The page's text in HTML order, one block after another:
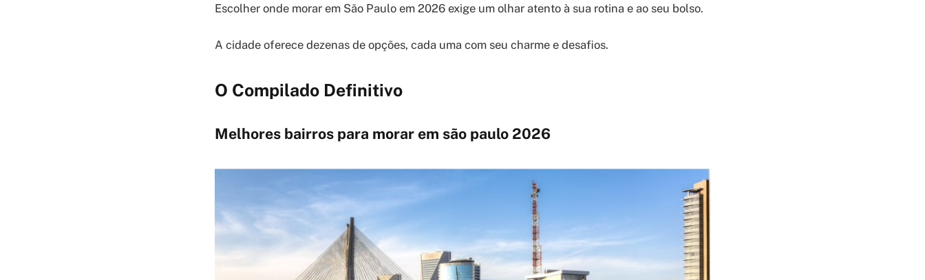
Escolher onde morar em São Paulo em 2026 exige um olhar atento à sua rotina e ao seu bolso.
A cidade oferece dezenas de opções, cada uma com seu charme e desafios.
O Compilado Definitivo
Melhores bairros para morar em são paulo 2026